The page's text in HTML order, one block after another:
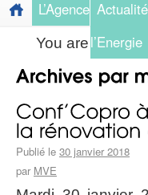
L’Agence
l’Energie
You are here:
Publié le 30 janvier 2018
par MVE